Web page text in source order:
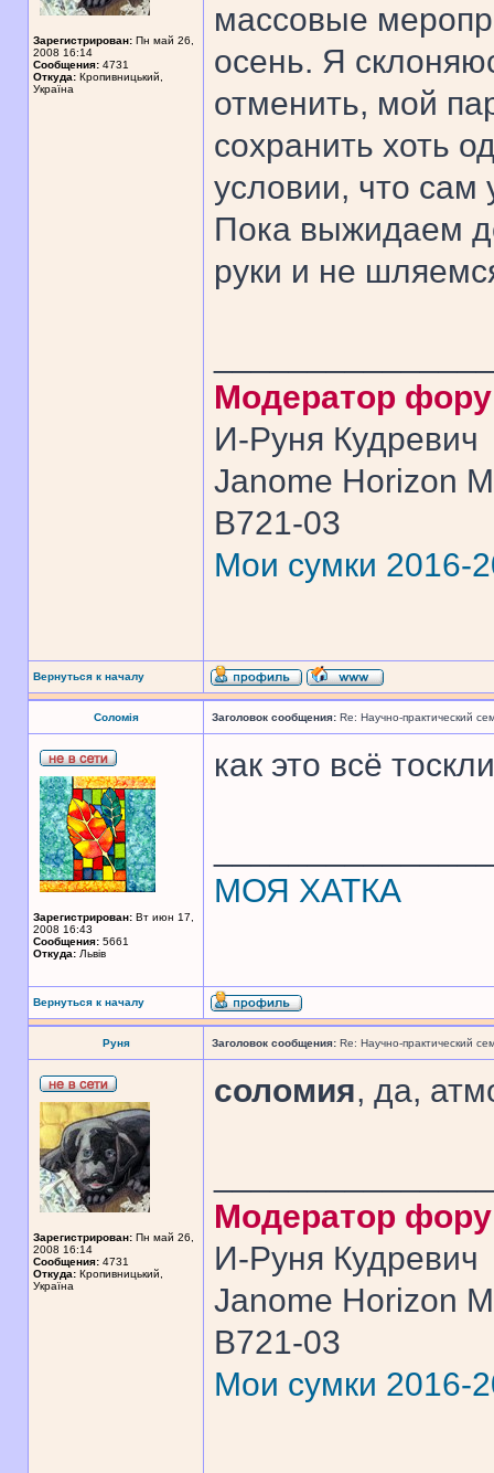
Зарегистрирован: Пн май 26,
2008 16:14
Сообщения: 4731
Откуда: Кропивницький,
Україна
массовые
осень. Я
отменить, мой
сохранить хоть
условии, что сам
Пока выжидаем
руки и не
Модератор
И-Руня Кудревич
Janome Horizon
B721-03
Мои сумки 2016-
Вернуться к началу
Соломія Заголовок сообщения: Re: Научно-практический
Зарегистрирован: Вт июн 17,
2008 16:43
Сообщения: 5661
Откуда: Львів
как это всё
МОЯ ХАТКА
Вернуться к началу
Руня Заголовок сообщения: Re: Научно-практический
Зарегистрирован: Пн май 26,
2008 16:14
Сообщения: 4731
Откуда: Кропивницький,
Україна
соломия, да,
Модератор
И-Руня Кудревич
Janome Horizon
B721-03
Мои сумки 2016-